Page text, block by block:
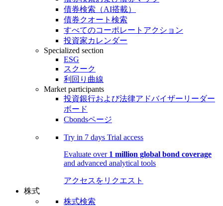
債券検索（AI搭載）
債券クオート検索
すべてのコーポレートアクション
投資家カレンダー
Specialized section
ESG
スクーク
利回り曲線
Market participants
投資銀行および法律アドバイザーリーダー
ボード
Cbondsページ
Try in 7 days Trial access
Evaluate over 1 million global bond coverage
and advanced analytical tools
アクセスをリクエスト
株式
株式検索